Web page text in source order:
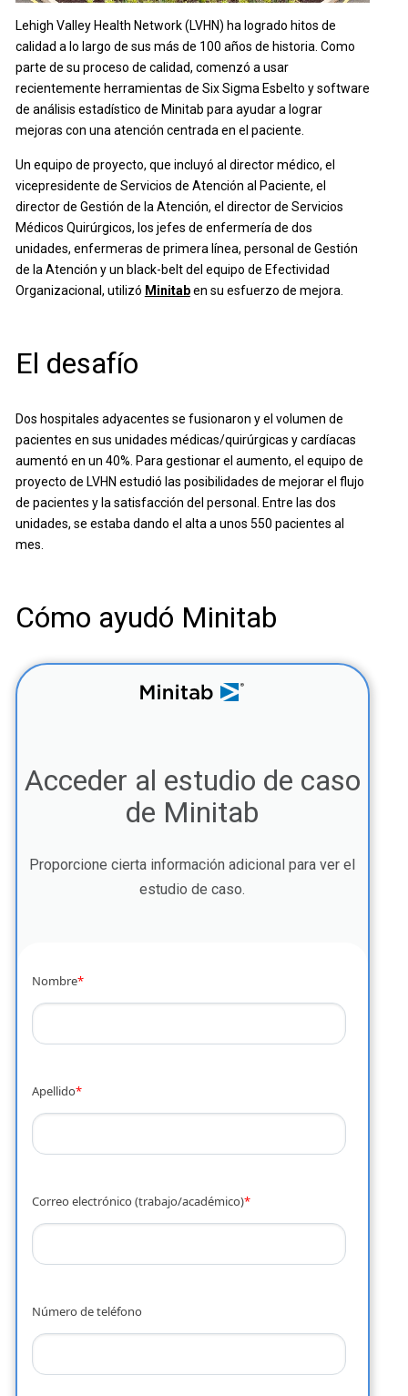
Lehigh Valley Health Network (LVHN) ha logrado hitos de
calidad a lo largo de sus más de 100 años de historia. Como
parte de su proceso de calidad, comenzó a usar
recientemente herramientas de Six Sigma Esbelto y software
de análisis estadístico de Minitab para ayudar a lograr
mejoras con una atención centrada en el paciente.
Un equipo de proyecto, que incluyó al director médico, el
vicepresidente de Servicios de Atención al Paciente, el
director de Gestión de la Atención, el director de Servicios
Médicos Quirúrgicos, los jefes de enfermería de dos
unidades, enfermeras de primera línea, personal de Gestión
de la Atención y un black-belt del equipo de Efectividad
Organizacional, utilizó Minitaben su esfuerzo de mejora.
El desafío
Dos hospitales adyacentes se fusionaron y el volumen de
pacientes en sus unidades médicas/quirúrgicas y cardíacas
aumentó en un 40%. Para gestionar el aumento, el equipo de
proyecto de LVHN estudió las posibilidades de mejorar el flujo
de pacientes y la satisfacción del personal. Entre las dos
unidades, se estaba dando el alta a unos 550 pacientes al
mes.
Cómo ayudó Minitab
Acceder al estudio de caso
de Minitab
Proporcione cierta información adicional para ver el
estudio de caso.
Nombre*
Apellido*
Correo electrónico (trabajo/académico)*
Número de teléfono